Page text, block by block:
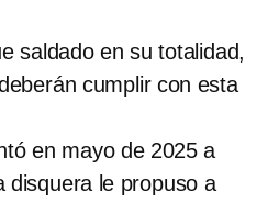
saldado en su totalidad,
cumplir con esta
en mayo de 2025 a
disquera le propuso a